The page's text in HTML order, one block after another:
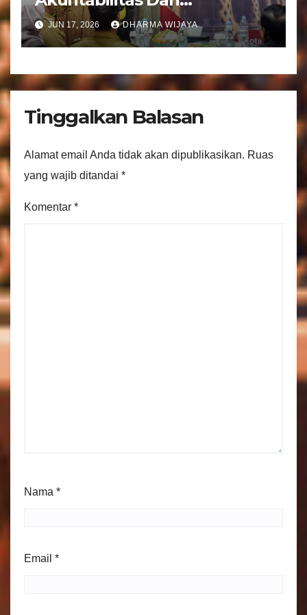
Tranparansi Pengelolaan
Bantuan Keuangan Parpol
JUN 17, 2026 DHARMA WIJAYA
Tinggalkan Balasan
Alamat email Anda tidak akan dipublikasikan. Ruas
yang wajib ditandai *
Komentar *
Nama *
Email *